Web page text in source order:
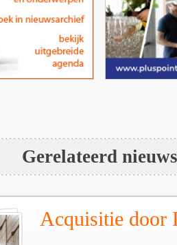
Gerelateerd nieuws
Acquisitie door